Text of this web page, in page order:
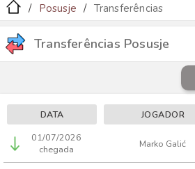
Posusje Transferências
Transferências Posusje
DATA JOGADOR
01/07/2026
chegada
Marko Galić